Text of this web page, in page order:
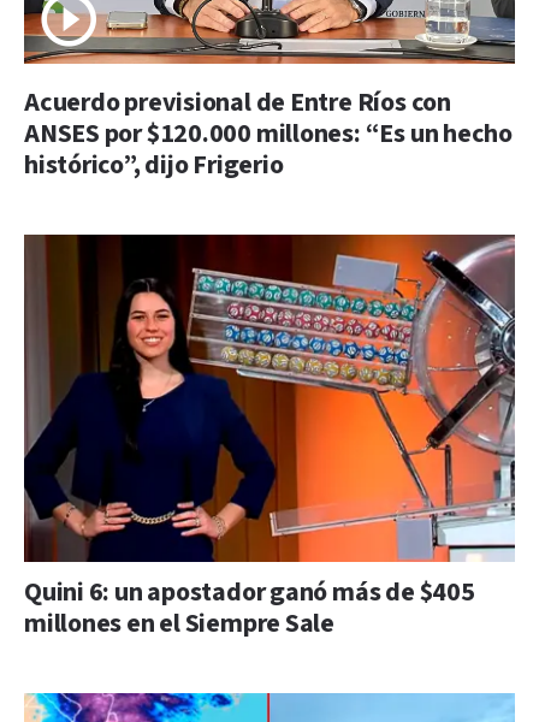
Acuerdo previsional de Entre Ríos con
ANSES por $120.000 millones: “Es un hecho
histórico”, dijo Frigerio
Quini 6: un apostador ganó más de $405
millones en el Siempre Sale